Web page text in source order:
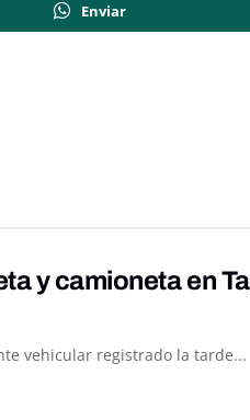
Enviar
y camioneta en
vehicular registrado la tarde...